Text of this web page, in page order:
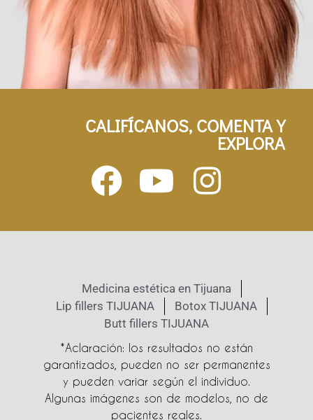
CALIFÍCANOS, COMENTA Y
EXPLORA
Medicina estética en Tijuana
Lip fillers TIJUANA
Botox TIJUANA
Butt fillers TIJUANA
*Aclaración: los resultados no están
garantizados, pueden no ser permanentes
y pueden variar según el individuo.
Algunas imágenes son de modelos, no de
pacientes reales.